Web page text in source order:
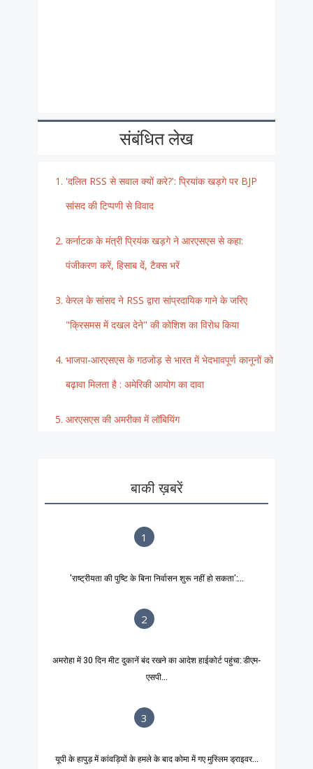
संबंधित लेख
'दलित RSS से सवाल क्यों करे?': प्रियांक खड़गे पर BJP
सांसद की टिप्पणी से विवाद
कर्नाटक के मंत्री प्रियंक खड़गे ने आरएसएस से कहा:
पंजीकरण करें, हिसाब दें, टैक्स भरें
केरल के सांसद ने RSS द्वारा सांप्रदायिक गाने के जरिए
"क्रिसमस में दखल देने" की कोशिश का विरोध किया
भाजपा-आरएसएस के गठजोड़ से भारत में भेदभावपूर्ण कानूनों को
बढ़ावा मिलता है : अमेरिकी आयोग का दावा
आरएसएस की अमरीका में लॉबियिंग
बाकी ख़बरें
1
'राष्ट्रीयता की पुष्टि के बिना निर्वासन शुरू नहीं हो सकता':...
2
अमरोहा में 30 दिन मीट दुकानें बंद रखने का आदेश हाईकोर्ट पहुंचा: डीएम-
एसपी...
3
यूपी के हापुड़ में कांवड़ियों के हमले के बाद कोमा में गए मुस्लिम ड्राइवर...